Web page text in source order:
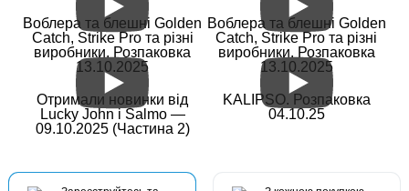
Воблера та блешні Golden
Catch, Strike Pro та різні
виробники. Розпаковка
13.10.2025
Воблера та блешні Golden
Catch, Strike Pro та різні
виробники. Розпаковка
13.10.2025
Отримали новинки від
Lucky John і Salmo —
09.10.2025 (Частина 2)
KALIPSO. Розпаковка
04.10.25